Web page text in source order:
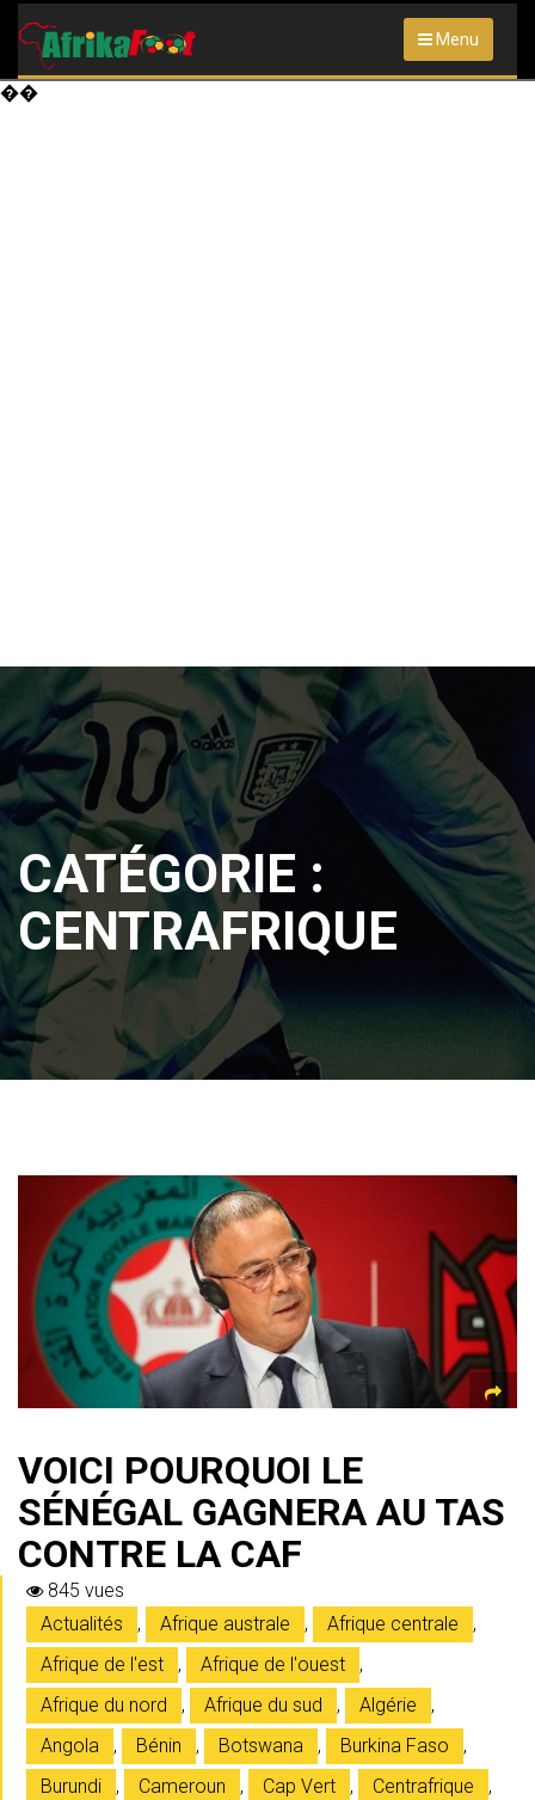
Menu
��
CATÉGORIE :
CENTRAFRIQUE
VOICI POURQUOI LE
SÉNÉGAL GAGNERA AU TAS
CONTRE LA CAF
845 vues
Actualités
, Afrique australe , Afrique centrale
,
Afrique de l'est
, Afrique de l'ouest
,
Afrique du nord
, Afrique du sud , Algérie
,
Angola
, Bénin , Botswana , Burkina Faso
,
Burundi
, Cameroun , Cap Vert , Centrafrique
,